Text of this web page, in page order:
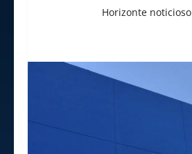
Horizonte noticioso